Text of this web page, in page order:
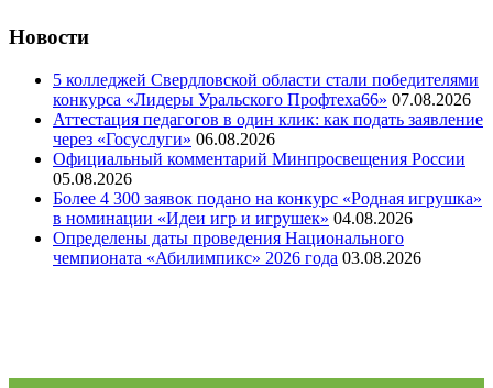
Новости
5 колледжей Свердловской области стали победителями
конкурса «Лидеры Уральского Профтеха66» 07.08.2026
Аттестация педагогов в один клик: как подать заявление
через «Госуслуги» 06.08.2026
Официальный комментарий Минпросвещения России
05.08.2026
Более 4 300 заявок подано на конкурс «Родная игрушка»
в номинации «Идеи игр и игрушек» 04.08.2026
Определены даты проведения Национального
чемпионата «Абилимпикс» 2026 года 03.08.2026